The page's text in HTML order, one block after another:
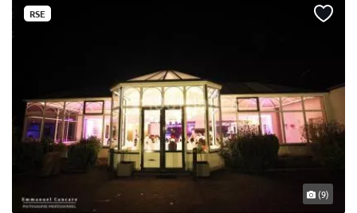
RSE
(9)